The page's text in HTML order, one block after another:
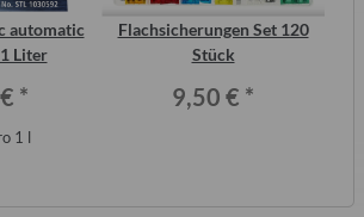
automatic
Liter
*
1 l
Flachsicherungen Set 120
Stück
9,50 € *